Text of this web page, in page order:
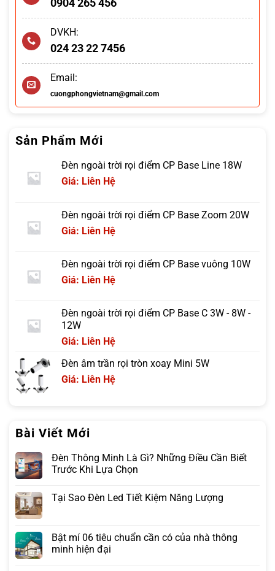
0904 265 456
DVKH:
024 23 22 7456
Email:
cuongphongvietnam@gmail.com
Sản Phẩm Mới
Đèn ngoài trời rọi điểm CP Base Line 18W
Giá: Liên Hệ
Đèn ngoài trời rọi điểm CP Base Zoom 20W
Giá: Liên Hệ
Đèn ngoài trời rọi điểm CP Base vuông 10W
Giá: Liên Hệ
Đèn ngoài trời rọi điểm CP Base C 3W - 8W -
12W
Giá: Liên Hệ
Đèn âm trần rọi tròn xoay Mini 5W
Giá: Liên Hệ
Bài Viết Mới
Đèn Thông Minh Là Gì? Những Điều Cần Biết
Trước Khi Lựa Chọn
Tại Sao Đèn Led Tiết Kiệm Năng Lượng
Bật mí 06 tiêu chuẩn cần có của nhà thông
minh hiện đại